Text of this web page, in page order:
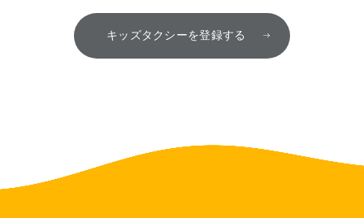
キッズタクシーを登録する